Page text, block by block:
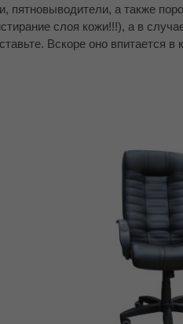
а также
слоя кожи!!!), а в
Вскоре оно впитается